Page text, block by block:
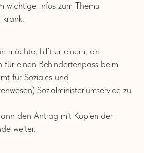
wichtige Infos zum Thema
möchte, hilft er einem, ein
für einen Behindertenpass beim
für Soziales und
Sozialministeriumservice zu
den Antrag mit Kopien der
weiter.